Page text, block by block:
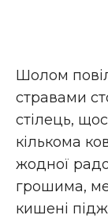
Шолом
стравами
стілець,
кількома
жодної
грошима,
кишені